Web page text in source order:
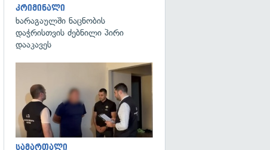
გადახედვა
კრიმინალი
ხარაგაულში ნაცნობის
დაჭრისთვის ძებნილი პირი
დააკავეს
სამართალი